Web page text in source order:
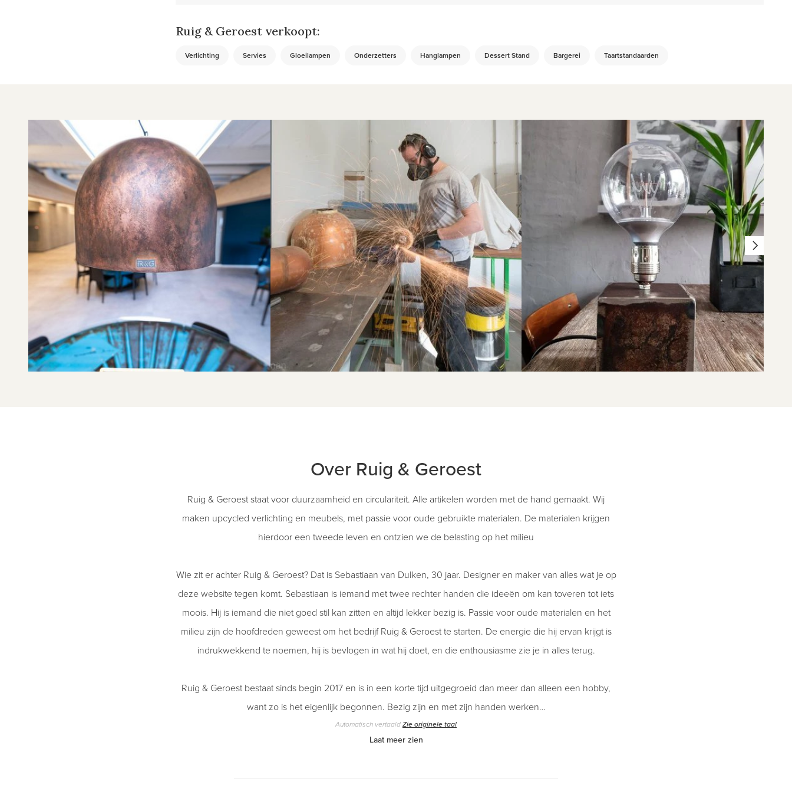
Ruig & Geroest verkoopt:
Verlichting Servies Gloeilampen Onderzetters Hanglampen Dessert Stand Bargerei Taartstandaarden
Over Ruig & Geroest
Ruig & Geroest staat voor duurzaamheid en circulariteit. Alle artikelen worden met de hand gemaakt. Wij
maken upcycled verlichting en meubels, met passie voor oude gebruikte materialen. De materialen krijgen
hierdoor een tweede leven en ontzien we de belasting op het milieu
Wie zit er achter Ruig & Geroest? Dat is Sebastiaan van Dulken, 30 jaar. Designer en maker van alles wat je op
deze website tegen komt. Sebastiaan is iemand met twee rechter handen die ideeën om kan toveren tot iets
moois. Hij is iemand die niet goed stil kan zitten en altijd lekker bezig is. Passie voor oude materialen en het
milieu zijn de hoofdreden geweest om het bedrijf Ruig & Geroest te starten. De energie die hij ervan krijgt is
indrukwekkend te noemen, hij is bevlogen in wat hij doet, en die enthousiasme zie je in alles terug.
Ruig & Geroest bestaat sinds begin 2017 en is in een korte tijd uitgegroeid dan meer dan alleen een hobby,
want zo is het eigenlijk begonnen. Bezig zijn en met zijn handen werken…
Automatisch vertaaldZie originele taal
Laat meer zien